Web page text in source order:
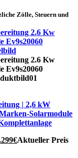
Zölle, Steuern und
| 2,6 kW
Solarmodule
€Aktueller Preis